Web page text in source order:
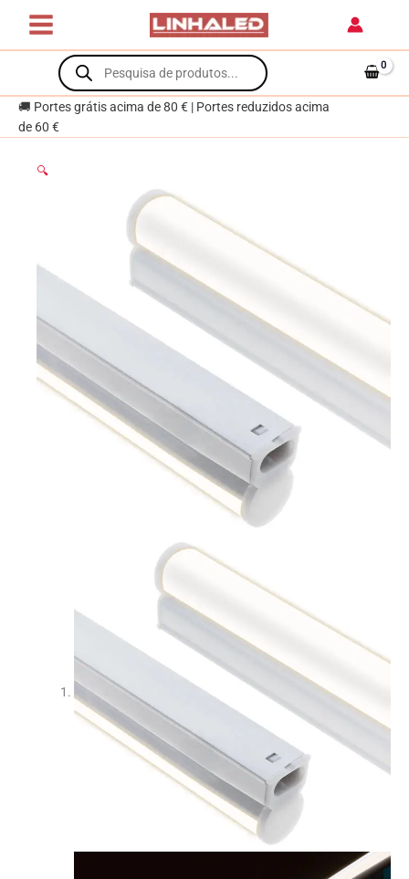
content
Products
search
🚚 Portes grátis acima de 80 € | Portes reduzidos acima
de 60 €
🔍
5W
LED
Branco